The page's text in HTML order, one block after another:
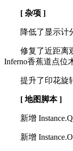
[ 杂项 ]
降低了显示计
修复了近距离观
Inferno香蕉道点位
提升了印花旋转
[ 地图脚本 ]
新增
新增